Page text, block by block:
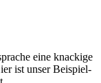
eine knackige
ist unser Beispiel-